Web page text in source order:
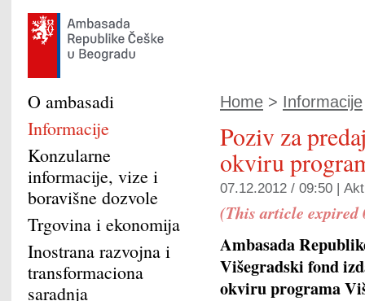
Home > Informacije
Poziv za
okviru
07.12.2012 / 09:50 |
(This article expired
Ambasada
Višegradski fond
okviru programa
O ambasadi
Informacije
Konzularne
informacije, vize i
boravišne dozvole
Trgovina i ekonomija
Inostrana razvojna i
transformaciona
saradnja